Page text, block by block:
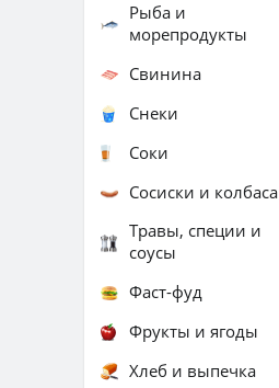
Рыба и
морепродукты
Свинина
Снеки
Соки
Сосиски и колбаса
Травы, специи и
соусы
Фаст-фуд
Фрукты и ягоды
Хлеб и выпечка